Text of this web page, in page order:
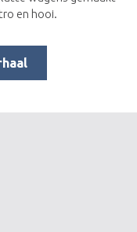
en hooi.